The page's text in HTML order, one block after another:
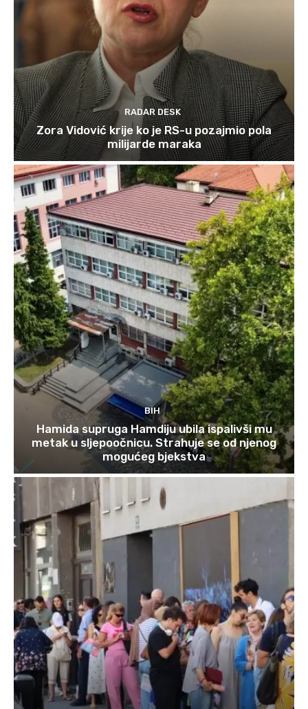
RADAR DESK
Zora Vidović krije ko je RS-u pozajmio pola
milijarde maraka
BIH
Hamida supruga Hamdiju ubila ispalivši mu
metak u sljepoočnicu. Strahuje se od njenog
mogućeg bjekstva